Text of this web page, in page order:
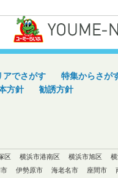
アでさがす 特集からさが
方針
勧誘方針
区 横浜市港南区 横浜市旭区
伊勢原市 海老名市 座間市